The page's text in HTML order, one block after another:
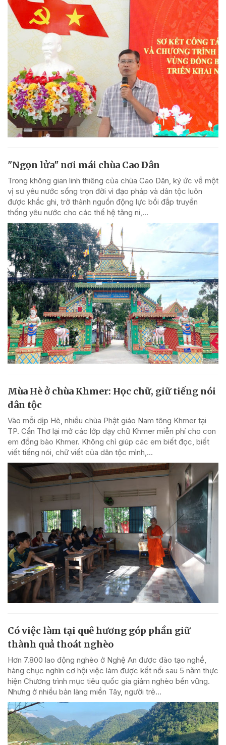
"Ngọn lửa" nơi mái chùa Cao Dân
Trong không gian linh thiêng của chùa Cao Dân, ký ức về một
vị sư yêu nước sống trọn đời vì đạo pháp và dân tộc luôn
được khắc ghi, trở thành nguồn động lực bồi đắp truyền
thống yêu nước cho các thế hệ tăng ni,...
Mùa Hè ở chùa Khmer: Học chữ, giữ tiếng nói
dân tộc
Vào mỗi dịp Hè, nhiều chùa Phật giáo Nam tông Khmer tại
TP. Cần Thơ lại mở các lớp dạy chữ Khmer miễn phí cho con
em đồng bào Khmer. Không chỉ giúp các em biết đọc, biết
viết tiếng nói, chữ viết của dân tộc mình,...
Có việc làm tại quê hương góp phần giữ
thành quả thoát nghèo
Hơn 7.800 lao động nghèo ở Nghệ An được đào tạo nghề,
hàng chục nghìn cơ hội việc làm được kết nối sau 5 năm thực
hiện Chương trình mục tiêu quốc gia giảm nghèo bền vững.
Nhưng ở nhiều bản làng miền Tây, người trẻ...